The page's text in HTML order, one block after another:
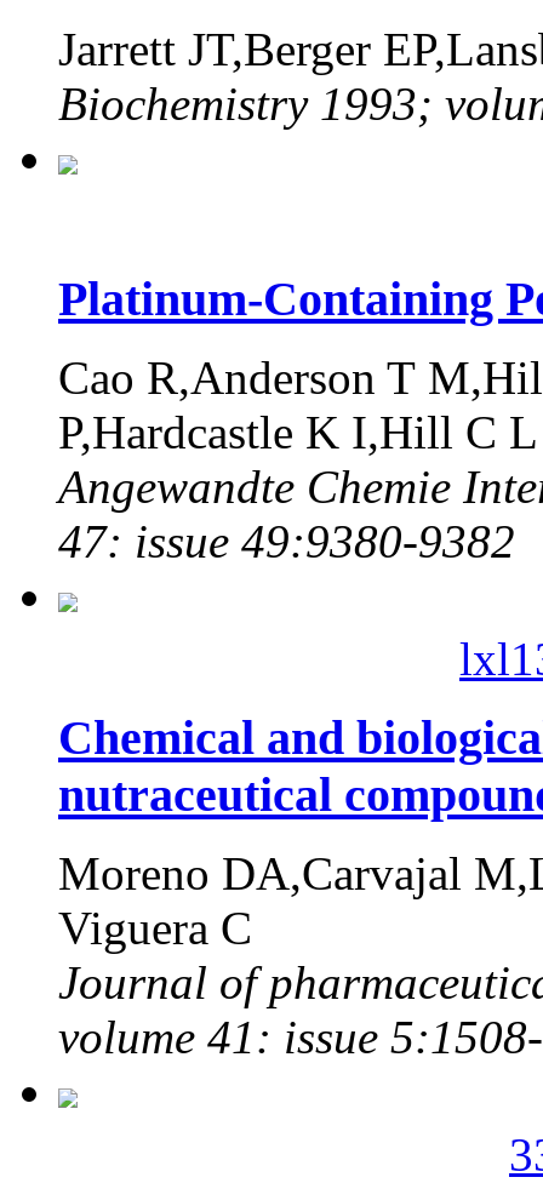
Jarrett JT,Berger
Biochemistry 1993;
Platinum-Containing
Cao R,Anderson T
P,Hardcastle K I,Hill C L
Angewandte Chemie
47: issue 49:9380-9382
Chemical and
nutraceutical
Moreno DA,Carvajal
Viguera C
Journal of
volume 41: issue